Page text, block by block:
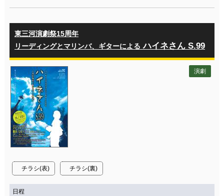
東三河演劇祭15周年
リーディングとマリンバ、ギターによる ハイネさん S.99
チラシ(表) チラシ(裏)
演劇
日程